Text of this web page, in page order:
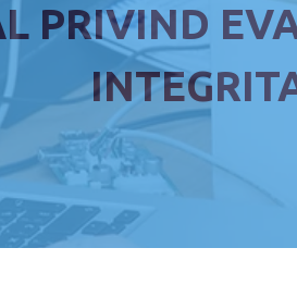
PRIVIND